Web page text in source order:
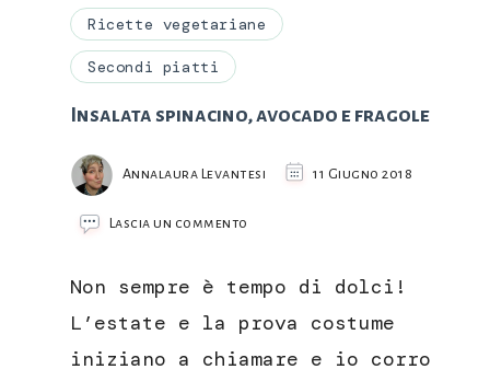
Ricette vegetariane
Secondi piatti
Insalata spinacino, avocado e fragole
Annalaura Levantesi 11 Giugno 2018
Lascia un commento
avocado
Non sempre è tempo di dolci!
L’estate e la prova costume
iniziano a chiamare e io corro